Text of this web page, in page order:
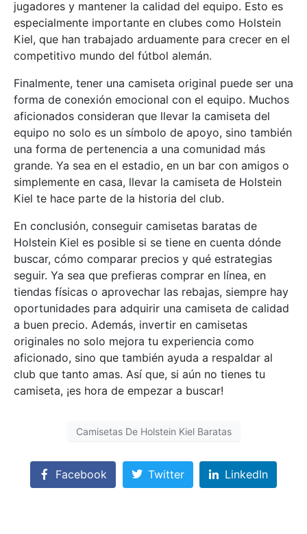
jugadores y mantener la calidad del equipo. Esto es
especialmente importante en clubes como Holstein
Kiel, que han trabajado arduamente para crecer en el
competitivo mundo del fútbol alemán.
Finalmente, tener una camiseta original puede ser una
forma de conexión emocional con el equipo. Muchos
aficionados consideran que llevar la camiseta del
equipo no solo es un símbolo de apoyo, sino también
una forma de pertenencia a una comunidad más
grande. Ya sea en el estadio, en un bar con amigos o
simplemente en casa, llevar la camiseta de Holstein
Kiel te hace parte de la historia del club.
En conclusión, conseguir camisetas baratas de
Holstein Kiel es posible si se tiene en cuenta dónde
buscar, cómo comparar precios y qué estrategias
seguir. Ya sea que prefieras comprar en línea, en
tiendas físicas o aprovechar las rebajas, siempre hay
oportunidades para adquirir una camiseta de calidad
a buen precio. Además, invertir en camisetas
originales no solo mejora tu experiencia como
aficionado, sino que también ayuda a respaldar al
club que tanto amas. Así que, si aún no tienes tu
camiseta, ¡es hora de empezar a buscar!
Camisetas De Holstein Kiel Baratas
Facebook Twitter LinkedIn